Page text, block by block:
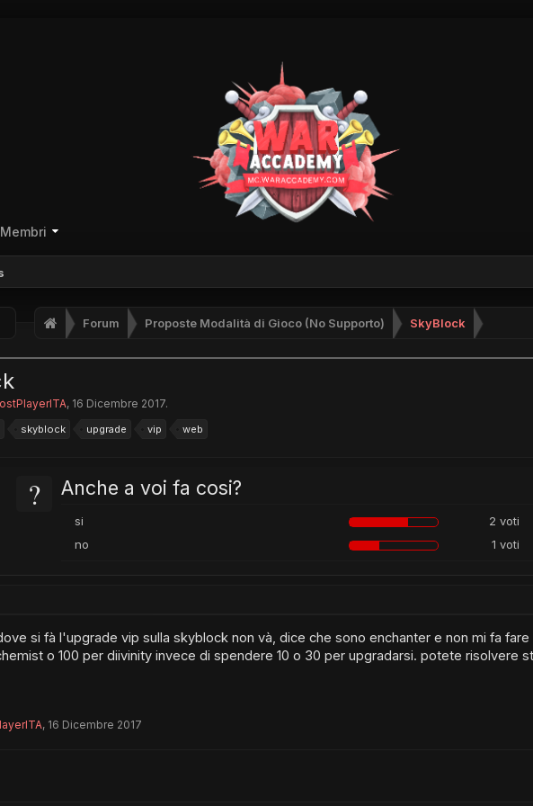
Membri
Forum Proposte Modalità di Gioco (No Supporto) SkyBlock
, 16 Dicembre 2017.
skyblock upgrade vip web
? Anche a voi fa cosi?
si 2 voti
no
1 voti
si fà l'upgrade vip sulla skyblock non và, dice che sono enchanter e non mi fa
o 100 per diivinity invece di spendere 10 o 30 per upgradarsi. potete risolvere
, 16 Dicembre 2017